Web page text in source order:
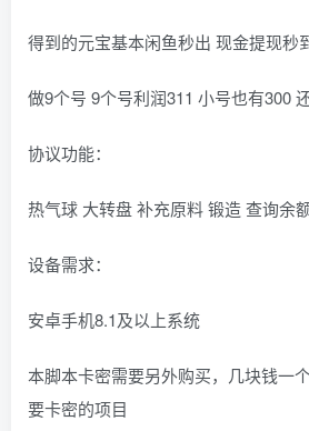
得到的元宝基本闲鱼秒出 现金提现秒
做9个号 9个号利润311 小号也有300
协议功能：
热气球 大转盘 补充原料 锻造 查询余
设备需求：
安卓手机8.1及以上系统
本脚本卡密需要另外购买，几块钱一
要卡密的项目